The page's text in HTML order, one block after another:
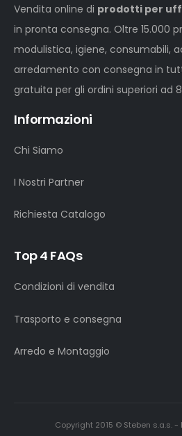
Vendita online di prodotti per
in pronta consegna. Oltre 15.000
modulistica, igiene, consumabili,
arredamento con consegna in
gratuita per gli ordini superiori ad
Informazioni
Chi Siamo
I Nostri Partner
Richiesta Catalogo
Top 4 FAQs
Condizioni di vendita
Trasporto e consegna
Arredo e Montaggio
Copyright 2015 © Steben s.a.s. -